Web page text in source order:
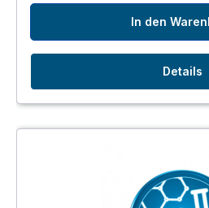
In den
Details